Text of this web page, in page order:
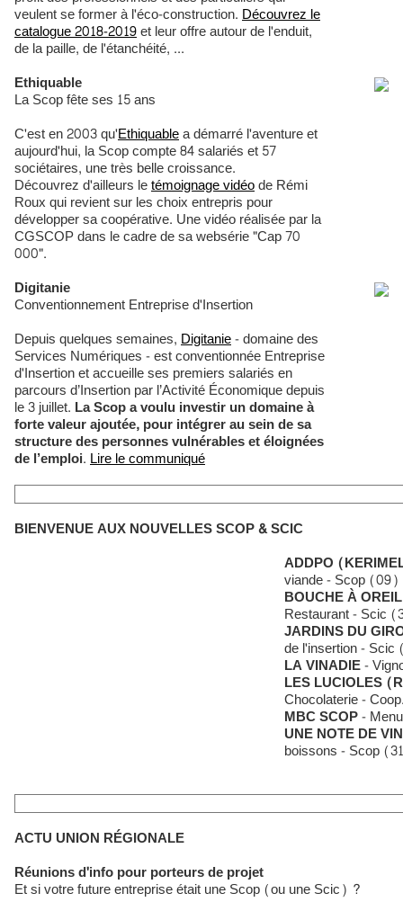
veulent se former à l'éco-construction.Découvrez le
catalogue 2018-2019et leur offre autour de l'enduit,
de la paille, de l'étanchéité, ...
Ethiquable
La Scop fête ses 15 ans
C'est en 2003 qu'Ethiquablea démarré l'aventure et
aujourd'hui, la Scop compte 84 salariés et 57
sociétaires, une très belle croissance.
Découvrez d'ailleurs letémoignage vidéode Rémi
Roux qui revient sur les choix entrepris pour
développer sa coopérative. Une vidéo réalisée par la
CGSCOP dans le cadre de sa websérie "Cap 70
000".
Digitanie
Conventionnement Entreprise d'Insertion
Depuis quelques semaines,Digitanie- domaine des
Services Numériques - est conventionnée Entreprise
d'Insertion et accueille ses premiers salariés en
parcours d’Insertion par l’Activité Économique depuis
le 3 juillet. La Scop a voulu investir un domaine à
forte valeur ajoutée, pour intégrer au sein de sa
structure des personnes vulnérables et éloignées
de l’emploi.Lire le communiqué
BIENVENUE AUX NOUVELLES SCOP & SCIC
ADDPO
viande - Scop (09)
BOUCHE À
Restaurant - Scic
JARDINS DU
de l'insertion - Scic
LA VINADIE-
LES LUCIOLES
Chocolaterie -
MBC SCOP-
UNE NOTE DE VIN
boissons - Scop
ACTU UNION RÉGIONALE
Réunions d'info pour porteurs de projet
Et si votre future entreprise était une Scop (ou une Scic) ?